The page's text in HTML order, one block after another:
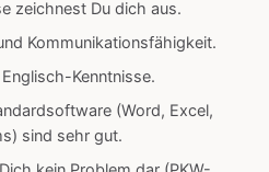
zeichnest Du dich aus.
Kommunikationsfähigkeit.
Kenntnisse.
(Word, Excel,
sind sehr gut.